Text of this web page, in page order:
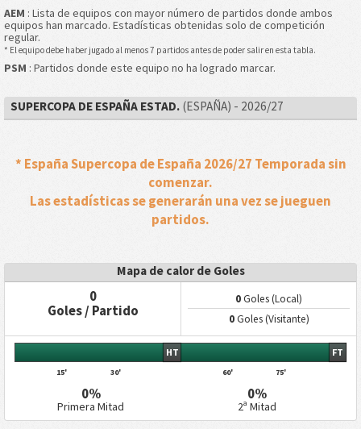
AEM : Lista de equipos con mayor número de partidos donde ambos
equipos han marcado. Estadísticas obtenidas solo de competición
regular.
* El equipo debe haber jugado al menos 7 partidos antes de poder salir en esta tabla.
PSM : Partidos donde este equipo no ha logrado marcar.
SUPERCOPA DE ESPAÑA ESTAD.(ESPAÑA) - 2026/27
* España Supercopa de España 2026/27 Temporada sin
comenzar.
Las estadísticas se generarán una vez se jueguen
partidos.
Mapa de calor de Goles
0
Goles / Partido
0Goles (Local)
0Goles (Visitante)
15' 30'
HT
60' 75'
FT
0%
Primera Mitad
0%
2ª Mitad